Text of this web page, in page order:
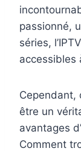
passionné,
séries,
accessibles
Cependant,
être un
avantages
Comment